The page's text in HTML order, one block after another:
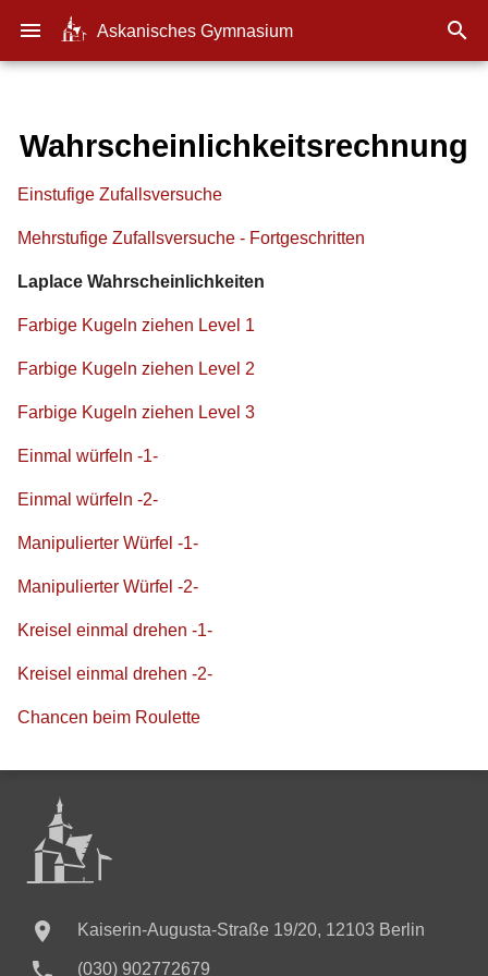
menu Askanisches Gymnasium 
Wahrscheinlichkeitsrechnung
Einstufige Zufallsversuche
Mehrstufige Zufallsversuche - Fortgeschritten
Laplace Wahrscheinlichkeiten
Farbige Kugeln ziehen Level 1
Farbige Kugeln ziehen Level 2
Farbige Kugeln ziehen Level 3
Einmal würfeln -1-
Einmal würfeln -2-
Manipulierter Würfel -1-
Manipulierter Würfel -2-
Kreisel einmal drehen -1-
Kreisel einmal drehen -2-
Chancen beim Roulette
 Kaiserin-Augusta-Straße 19/20, 12103 Berlin
 (030) 902772679